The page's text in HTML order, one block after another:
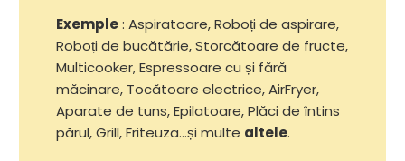
Exemple: Aspiratoare, Roboți de aspirare,
Roboți de bucătărie, Storcătoare de fructe,
Multicooker, Espressoare cu și fără
măcinare, Tocătoare electrice, AirFryer,
Aparate de tuns, Epilatoare, Plăci de întins
părul, Grill, Friteuza...și multe altele.